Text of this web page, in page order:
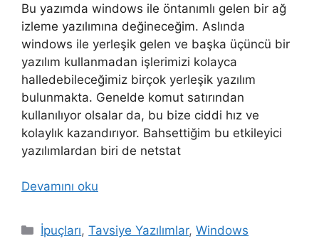
Bu yazımda windows ile öntanımlı gelen bir ağ
izleme yazılımına değineceğim. Aslında
windows ile yerleşik gelen ve başka üçüncü bir
yazılım kullanmadan işlerimizi kolayca
halledebileceğimiz birçok yerleşik yazılım
bulunmakta. Genelde komut satırından
kullanılıyor olsalar da, bu bize ciddi hız ve
kolaylık kazandırıyor. Bahsettiğim bu etkileyici
yazılımlardan biri de netstat
Devamını oku
Kategoriler
İpuçları,Tavsiye Yazılımlar,Windows